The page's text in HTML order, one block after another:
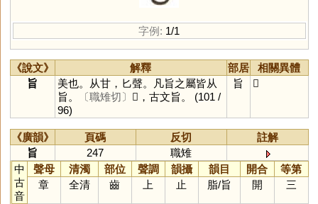
字例: 1/1
《說文》 解釋 部居
相關異體
旨
美也。从甘，匕聲。凡旨之屬皆从
旨。
〔職雉切〕 𣅌，古文旨。 (101 /
96)
旨 𣅌
《廣韻》 頁碼 反切
註解
旨
247
職雉
中
古
音
聲母 清濁 部位 聲調 韻攝 韻目 開合
等第
章
全清 齒 上 止 脂/旨 開 三